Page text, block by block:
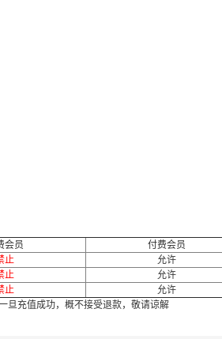
会员
付费会员
止
允许
止
允许
止
允许
旦充值成功，概不接受退款，敬请谅解